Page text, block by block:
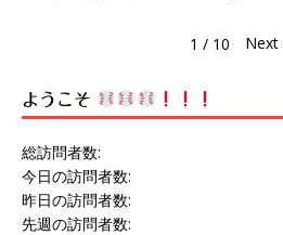
1 / 10 Next
ようこそ
総訪問者数:
今日の訪問者数:
昨日の訪問者数:
先週の訪問者数: